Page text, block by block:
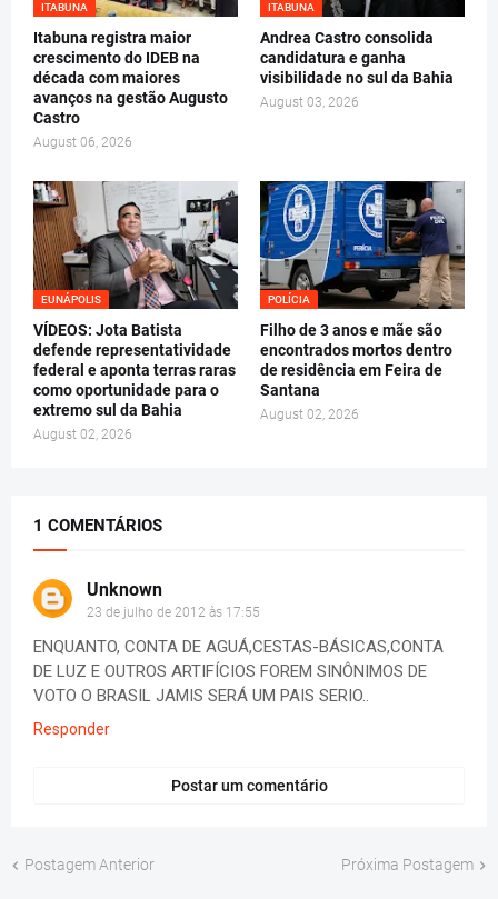
ITABUNA
Itabuna registra maior
crescimento do IDEB na
década com maiores
avanços na gestão Augusto
Castro
August 06, 2026
ITABUNA
Andrea Castro consolida
candidatura e ganha
visibilidade no sul da Bahia
August 03, 2026
EUNÁPOLIS
VÍDEOS: Jota Batista
defende representatividade
federal e aponta terras raras
como oportunidade para o
extremo sul da Bahia
August 02, 2026
POLÍCIA
Filho de 3 anos e mãe são
encontrados mortos dentro
de residência em Feira de
Santana
August 02, 2026
1 COMENTÁRIOS
Unknown
23 de julho de 2012 às 17:55
ENQUANTO, CONTA DE AGUÁ,CESTAS-BÁSICAS,CONTA
DE LUZ E OUTROS ARTIFÍCIOS FOREM SINÔNIMOS DE
VOTO O BRASIL JAMIS SERÁ UM PAIS SERIO..
Responder
Postar um comentário
Postagem Anterior Próxima Postagem